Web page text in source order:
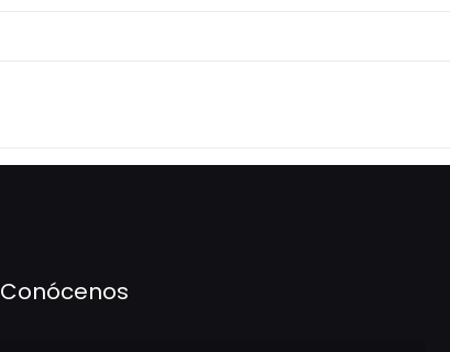
Conócenos